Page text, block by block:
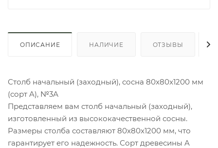
ОПИСАНИЕ НАЛИЧИЕ ОТЗЫВЫ
Столб начальный (заходный), сосна 80x80x1200 мм
(сорт A), №3А
Представляем вам столб начальный (заходный),
изготовленный из высококачественной сосны.
Размеры столба составляют 80x80x1200 мм, что
гарантирует его надежность. Сорт древесины A